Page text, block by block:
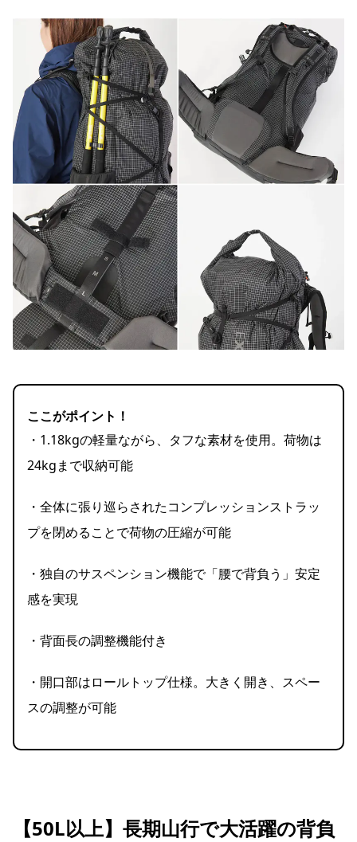
ここがポイント！
・1.18kgの軽量ながら、タフな素材を使用。荷物は
24kgまで収納可能
・全体に張り巡らされたコンプレッションストラッ
プを閉めることで荷物の圧縮が可能
・独自のサスペンション機能で「腰で背負う」安定
感を実現
・背面長の調整機能付き
・開口部はロールトップ仕様。大きく開き、スペー
スの調整が可能
【50L以上】長期山行で大活躍の背負